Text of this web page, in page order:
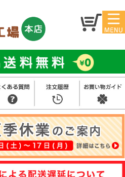
マイ
ジ
お名
前シ
ール
アイ
ロン
シー
ル
お買
い得
セッ
ト
スタ
ンプ
その